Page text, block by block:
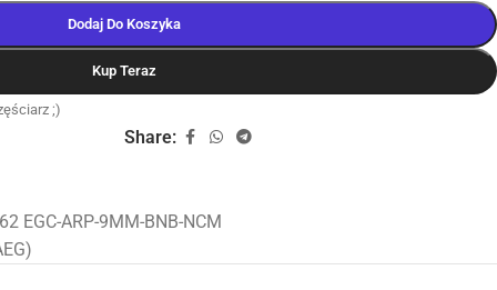
Dodaj Do Koszyka
Kup Teraz
;)
Share:
EGC-ARP-9MM-BNB-NCM